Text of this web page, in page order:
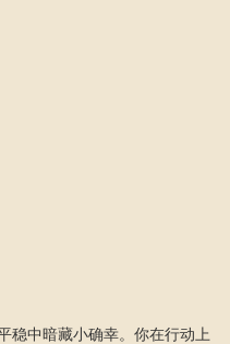
稳中暗藏小确幸。你在行动上